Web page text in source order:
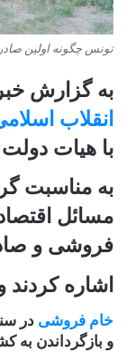
تونس چگونه اولین
به گزارش
انقلاب
با هیات دولت
به مناسبت
مسائل
فروشی و
اشاره کردند
خام فروشی در
و بازگرداندن به